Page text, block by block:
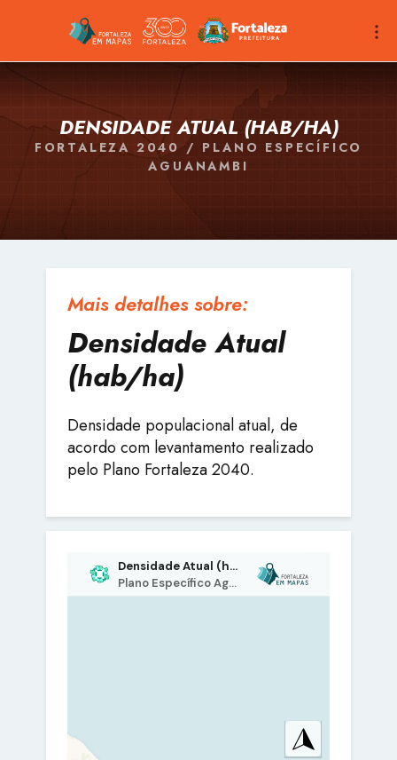
DENSIDADE ATUAL (HAB/HA)
FORTALEZA 2040 / PLANO ESPECÍFICO
AGUANAMBI
Mais detalhes sobre:
Densidade Atual
(hab/ha)
Densidade populacional atual, de
acordo com levantamento realizado
pelo Plano Fortaleza 2040.